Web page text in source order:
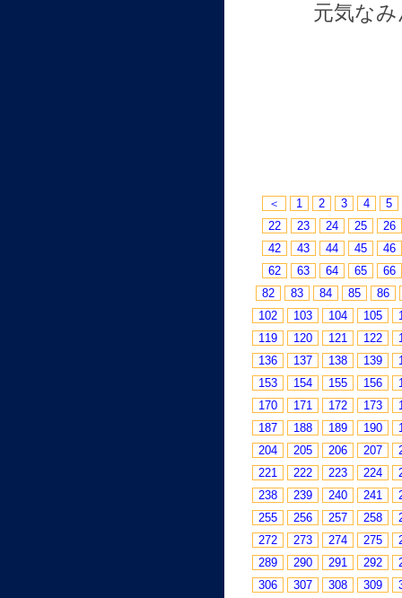
元気な
＜ 1 2 3 4
5
22
23 24 25
26
42
43 44 45
46
62
63 64 65
66
82
83 84 85
86
102
103 104 105
119
120 121 122
136
137 138 139
153
154 155 156
170
171 172 173
187
188 189 190
204
205 206 207
221
222 223 224
238
239 240 241
255
256 257 258
272
273 274 275
289
290 291 292
306
307 308 309